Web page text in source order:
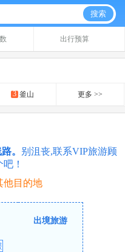
搜索
出行预算
3 釜山 更多 >>
。 别沮丧,联系VIP旅游顾
！
他目的地
出境旅游